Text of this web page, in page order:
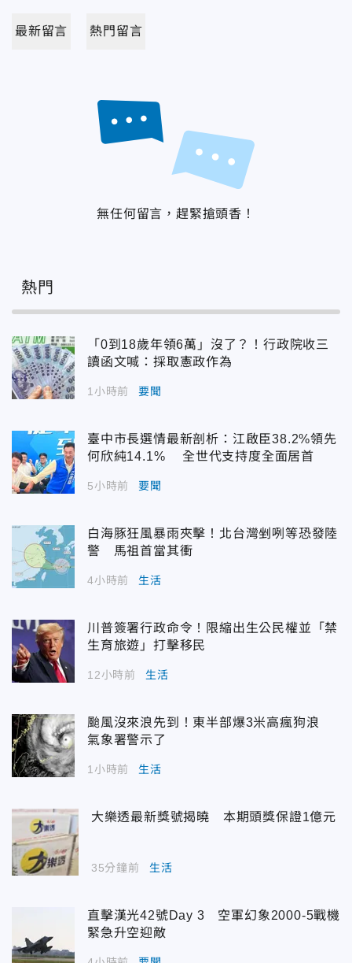
最新留言 熱門留言
無任何留言，趕緊搶頭香！
熱門
「0到18歲年領6萬」沒了？！行政院收三
讀函文喊：採取憲政作為
1小時前 要聞
臺中市長選情最新剖析：江啟臣38.2%領先
何欣純14.1% 全世代支持度全面居首
5小時前 要聞
白海豚狂風暴雨夾擊！北台灣剉咧等恐發陸
警 馬祖首當其衝
4小時前 生活
川普簽署行政命令！限縮出生公民權並「禁
生育旅遊」打擊移民
12小時前 生活
颱風沒來浪先到！東半部爆3米高瘋狗浪
氣象署警示了
1小時前 生活
大樂透最新獎號揭曉 本期頭獎保證1億元
35分鐘前 生活
直擊漢光42號Day 3 空軍幻象2000-5戰機
緊急升空迎敵